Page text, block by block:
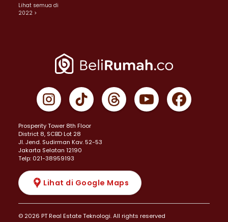
Lihat semua di
2022 >
Prosperity Tower 8th Floor
District 8, SCBD Lot 28
JI. Jend. Sudirman Kav. 52-53
Jakarta Selatan 12190
Telp: 021-38959193
Lihat di Google Maps
© 2026 PT Real Estate Teknologi. All rights reserved